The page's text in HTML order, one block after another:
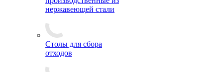
нержавеющей стали
Столы для сбора
отходов